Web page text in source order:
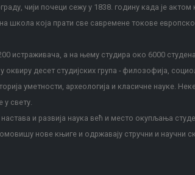
чији почеци сежу у 1838. годину када је
школа која прати све савремене токове
истраживача, а на њему студира око 6000
десет студијских група - филозофија,
уметности, археологија и класичне науке.
у свету.
и развија наука већ и место окупљања
нове књиге и одржавају стручни и научни